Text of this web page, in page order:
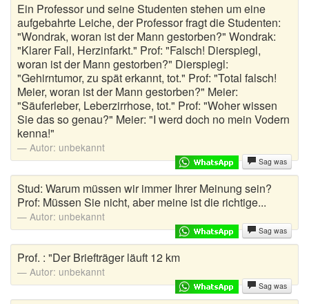
Ein Professor und seine Studenten stehen um eine
aufgebahrte Leiche, der Professor fragt die Studenten:
"Wondrak, woran ist der Mann gestorben?" Wondrak:
"Klarer Fall, Herzinfarkt." Prof: "Falsch! Dierspiegl,
woran ist der Mann gestorben?" Dierspiegl:
"Gehirntumor, zu spät erkannt, tot." Prof: "Total falsch!
Meier, woran ist der Mann gestorben?" Meier:
"Säuferleber, Leberzirrhose, tot." Prof: "Woher wissen
Sie das so genau?" Meier: "I werd doch no mein Vodern
kenna!"
Autor: unbekannt
Sag was
Stud: Warum müssen wir immer Ihrer Meinung sein?
Prof: Müssen Sie nicht, aber meine ist die richtige...
Autor: unbekannt
Sag was
Prof. : "Der Briefträger läuft 12 km
Autor: unbekannt
Sag was